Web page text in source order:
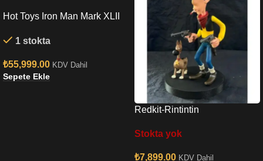
Hot Toys Iron Man Mark XLII
Scale Figure
1 stokta
₺55,999.00 KDV Dahil
Sepete Ekle
Redkit-Rintintin
Stokta yok
₺7,899.00 KDV Dahil